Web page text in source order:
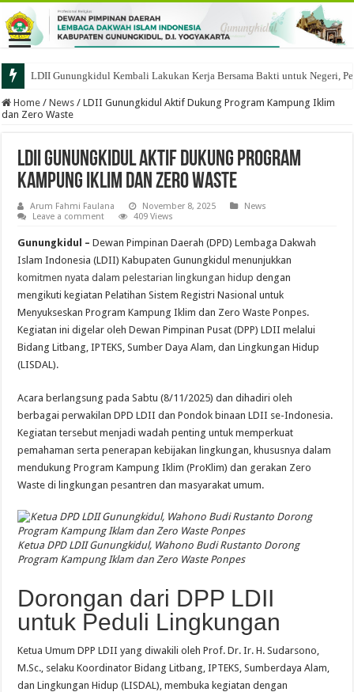
LDII Gunungkidul Kembali Lakukan Kerja Bersama Bakti untuk Negeri,
Home / News / LDII Gunungkidul Aktif Dukung Program Kampung Iklim
dan Zero Waste
LDII Gunungkidul Aktif Dukung Program
Kampung Iklim dan Zero Waste
Arum Fahmi Faulana November 8, 2025
News
Leave a comment
409 Views
Gunungkidul – Dewan Pimpinan Daerah (DPD) Lembaga Dakwah
Islam Indonesia (LDII) Kabupaten Gunungkidul menunjukkan
komitmen nyata dalam pelestarian lingkungan hidup dengan
mengikuti kegiatan Pelatihan Sistem Registri Nasional untuk
Menyukseskan Program Kampung Iklim dan Zero Waste Ponpes.
Kegiatan ini digelar oleh Dewan Pimpinan Pusat (DPP) LDII melalui
Bidang Litbang, IPTEKS, Sumber Daya Alam, dan Lingkungan Hidup
(LISDAL).
Acara berlangsung pada Sabtu (8/11/2025) dan dihadiri oleh
berbagai perwakilan DPD LDII dan Pondok binaan LDII se-Indonesia.
Kegiatan tersebut menjadi wadah penting untuk memperkuat
pemahaman serta penerapan kebijakan lingkungan, khususnya dalam
mendukung Program Kampung Iklim (ProKlim) dan gerakan Zero
Waste di lingkungan pesantren dan masyarakat umum.
Ketua DPD LDII Gunungkidul, Wahono Budi Rustanto Dorong
Program Kampung Iklam dan Zero Waste Ponpes
Dorongan dari DPP LDII
untuk Peduli Lingkungan
Ketua Umum DPP LDII yang diwakili oleh Prof. Dr. Ir. H. Sudarsono,
M.Sc., selaku Koordinator Bidang Litbang, IPTEKS, Sumberdaya Alam,
dan Lingkungan Hidup (LISDAL), membuka kegiatan dengan